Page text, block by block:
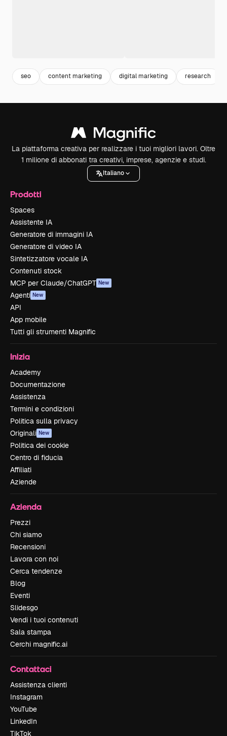
seo content marketing digital marketing research
La piattaforma creativa per realizzare i tuoi migliori lavori. Oltre
1 milione di abbonati tra creativi, imprese, agenzie e studi.
Italiano
Prodotti
Spaces
Assistente IA
Generatore di immagini IA
Generatore di video IA
Sintetizzatore vocale IA
Contenuti stock
MCP per Claude/ChatGPT New
Agenti New
API
App mobile
Tutti gli strumenti Magnific
Inizia
Academy
Documentazione
Assistenza
Termini e condizioni
Politica sulla privacy
Originali New
Politica dei cookie
Centro di fiducia
Affiliati
Aziende
Azienda
Prezzi
Chi siamo
Recensioni
Lavora con noi
Cerca tendenze
Blog
Eventi
Slidesgo
Vendi i tuoi contenuti
Sala stampa
Cerchi magnific.ai
Contattaci
Assistenza clienti
Instagram
YouTube
LinkedIn
TikTok